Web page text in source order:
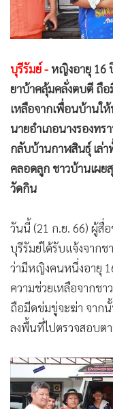
•
MGR Live
• Infographic
• ท่องเที่ยว
• กีฬา
ต่างประเทศ
Special Scoop
• เศรษฐกิจ-ธุรกิจ
• จีน
• อาชญากรรม
• Motoring
• เกม
• วิทยาศาสตร์
• SMEs
• หุ้น
• กองทุนรวม
• Celeb Online
บุรีรัมย์ - หญิงอายุ 16
ยาบ้าคลุ้มคลั่งตบตี ถื
เหลือจากเพื่อนบ้านใ
นายอำเภอนางรองทร
กลับบ้านกาฬสินธุ์ เล่า
คลอดลูก ชาวบ้านเผย
วัดกิน
วันนี้ (21 ก.ย. 66) ผู้สื่
บุรีรัมย์ได้รับแจ้งจาก
ว่ามีหญิงคนหนึ่งอายุ
ความช่วยเหลือจากชา
ถือมีดข่มขู่จะฆ่า จากนั้
ลงพื้นที่ไปตรวจสอบต